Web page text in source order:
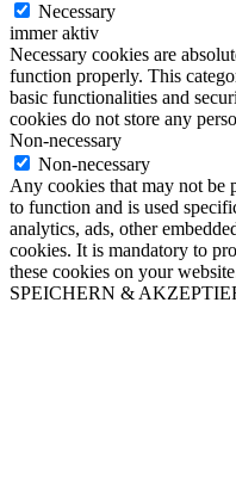
Necessary
immer aktiv
Necessary cookies are
function properly. This
basic functionalities and
cookies do not store any
Non-necessary
Non-necessary
Any cookies that may not be
to function and is used
analytics, ads, other
cookies. It is mandatory to
these cookies on your
SPEICHERN &